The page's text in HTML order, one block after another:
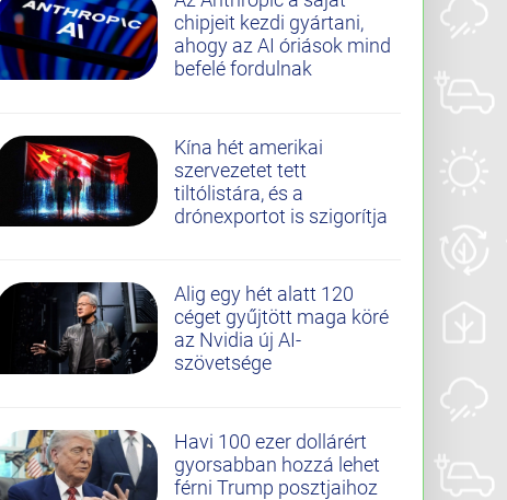
chipjeit kezdi gyártani,
ahogy az AI óriások mind
befelé fordulnak
Kína hét amerikai
szervezetet tett
tiltólistára, és a
drónexportot is szigorítja
Alig egy hét alatt 120
céget gyűjtött maga köré
az Nvidia új AI-
szövetsége
Havi 100 ezer dollárért
gyorsabban hozzá lehet
férni Trump posztjaihoz